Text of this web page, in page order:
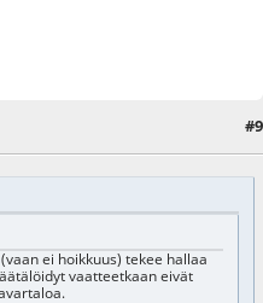
#9
ei hoikkuus) tekee hallaa
vaatteetkaan eivät